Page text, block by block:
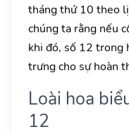
tháng thứ 10 theo
chúng ta rằng nếu
khi đó, số 12 trong
trưng cho sự hoàn
Loài hoa
12